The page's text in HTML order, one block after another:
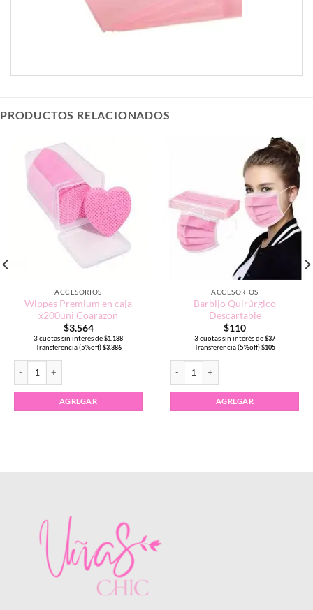
PRODUCTOS RELACIONADOS
ACCESORIOS
Wippes Premium en caja
x200uni Coarazon
$3.564
3 cuotas sin interés de $1.188
Transferencia (5%off) $3.386
AGREGAR
ACCESORIOS
Barbijo Quirúrgico
Descartable
$110
3 cuotas sin interés de $37
Transferencia (5%off) $105
AGREGAR